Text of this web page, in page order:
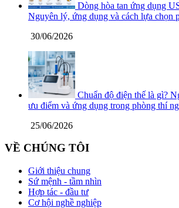
Dòng hòa tan ứng dụng
Nguyên lý, ứng dụng và cách lựa chọn
30/06/2026
Chuẩn độ điện thế là gì?
ưu điểm và ứng dụng trong phòng thí
25/06/2026
VỀ CHÚNG TÔI
Giới thiệu chung
Sứ mệnh - tầm nhìn
Hợp tác - đầu tư
Cơ hội nghề nghiệp